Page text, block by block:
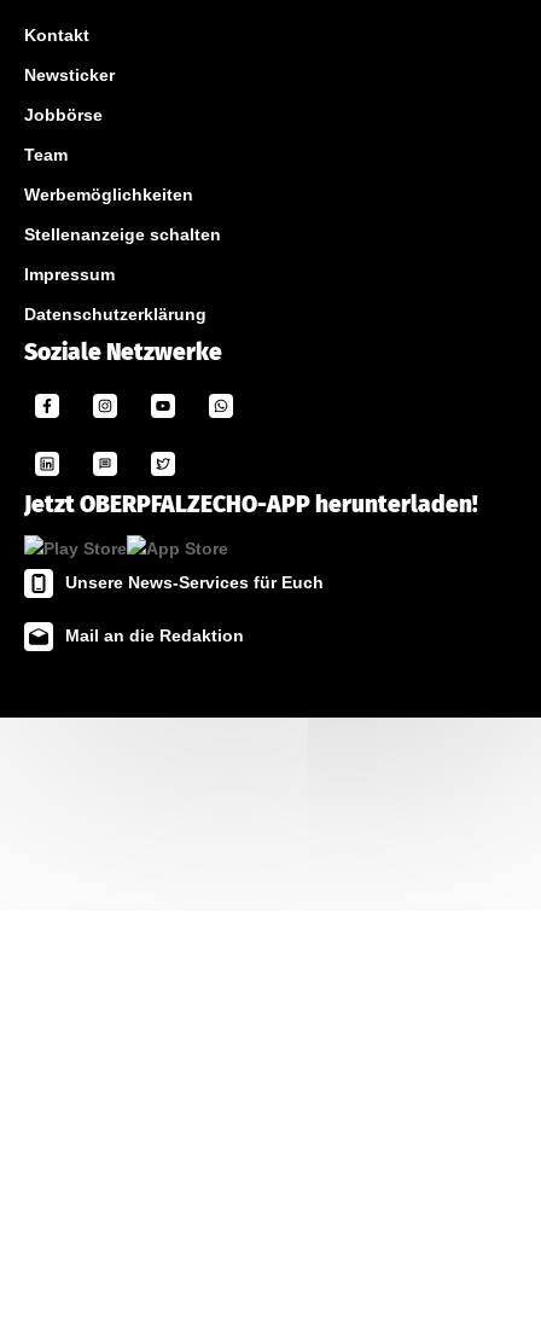
Kontakt
Newsticker
Jobbörse
Team
Werbemöglichkeiten
Stellenanzeige schalten
Impressum
Datenschutzerklärung
Soziale Netzwerke
Jetzt OBERPFALZECHO-APP herunterladen!
Unsere News-Services für Euch
Mail an die Redaktion